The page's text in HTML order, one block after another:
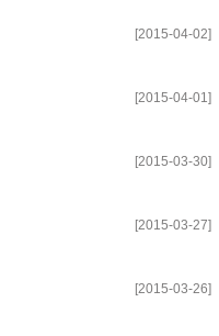
[2015-04-02]
[2015-04-01]
[2015-03-30]
[2015-03-27]
[2015-03-26]